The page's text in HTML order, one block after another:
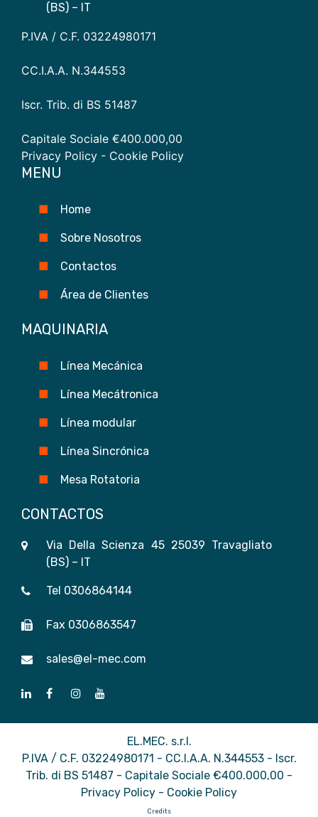
(BS) – IT
P.IVA / C.F. 03224980171
CC.I.A.A. N.344553
Iscr. Trib. di BS 51487
Capitale Sociale €400.000,00
Privacy Policy - Cookie Policy
MENU
Home
Sobre Nosotros
Contactos
Área de Clientes
MAQUINARIA
Línea Mecánica
Línea Mecátronica
Línea modular
Línea Sincrónica
Mesa Rotatoria
CONTACTOS
Via Della Scienza 45 25039 Travagliato
(BS) – IT
Tel 0306864144
Fax 0306863547
sales@el-mec.com
EL.MEC. s.r.l.
P.IVA / C.F. 03224980171 - CC.I.A.A. N.344553 - Iscr.
Trib. di BS 51487 - Capitale Sociale €400.000,00 -
Privacy Policy - Cookie Policy
Credits